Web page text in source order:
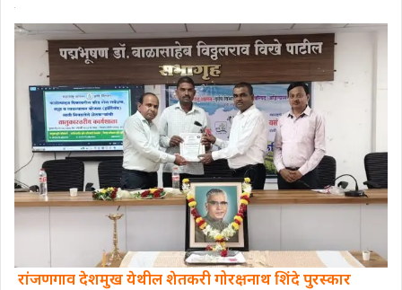
रांजणगाव देशमुख येथील शेतकरी गोरक्षनाथ शिंदे पुरस्कार